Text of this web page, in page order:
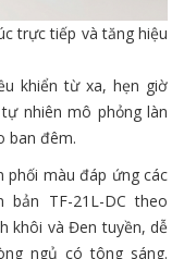
trực tiếp và tăng hiệu
khiển từ xa, hẹn giờ
nhiên mô phỏng làn
ban đêm.
phối màu đáp ứng các
bản TF-21L-DC theo
khôi và Đen tuyền, dễ
ngủ có tông sáng.